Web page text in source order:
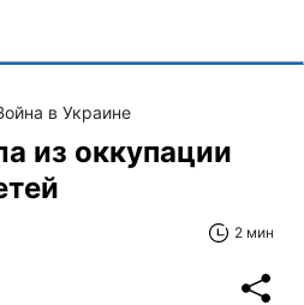
в Украине
из оккупации
2 мин